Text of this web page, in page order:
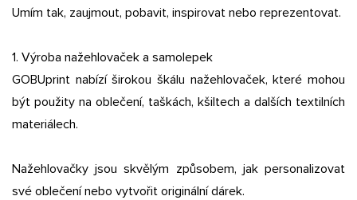
Umím tak, zaujmout, pobavit, inspirovat nebo reprezentovat.
1. Výroba nažehlovaček a samolepek
GOBUprint nabízí širokou škálu nažehlovaček, které mohou
být použity na oblečení, taškách, kšiltech a dalších textilních
materiálech.
Nažehlovačky jsou skvělým způsobem, jak personalizovat
své oblečení nebo vytvořit originální dárek.